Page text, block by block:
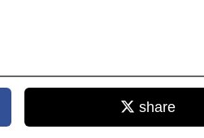
share